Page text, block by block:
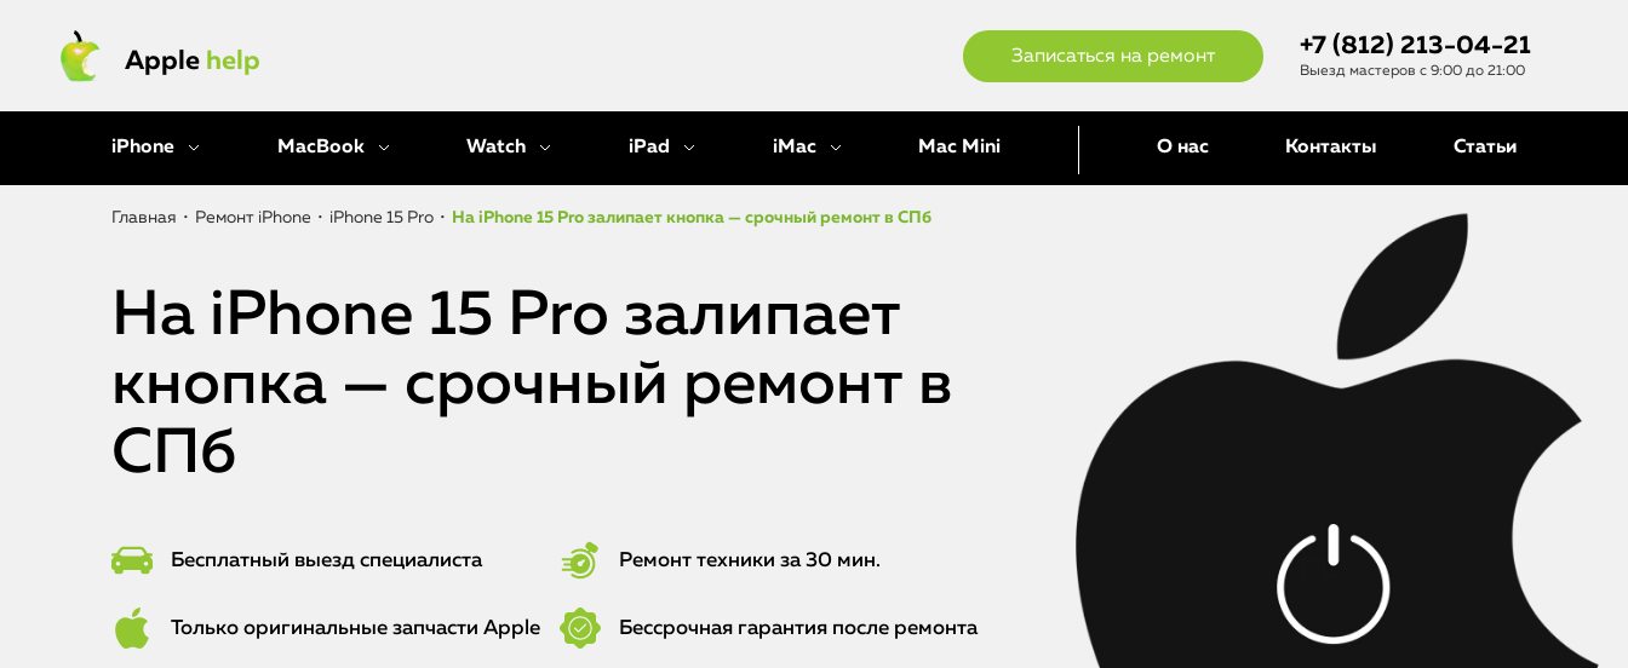
Apple help Записаться на ремонт +7 (812) 213-04-21
Выезд мастеров с 9:00 до 21:00
iPhone MacBook Watch iPad iMac Mac Mini О нас Контакты Статьи
Главная • Ремонт iPhone • iPhone 15 Pro • На iPhone 15 Pro залипает кнопка — срочный ремонт в СПб
На iPhone 15 Pro залипает
кнопка — срочный ремонт в
СПб
Бесплатный выезд специалиста Ремонт техники за 30 мин.
Только оригинальные запчасти Apple Бессрочная гарантия после ремонта